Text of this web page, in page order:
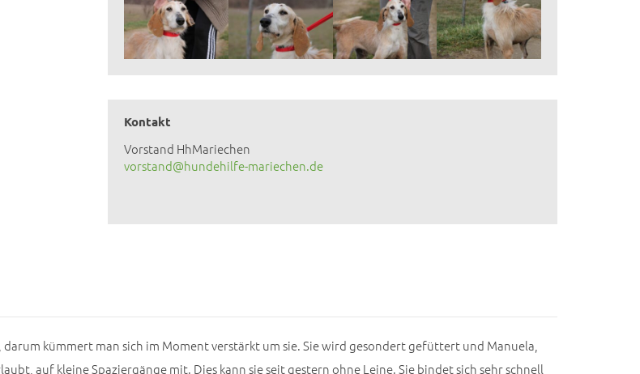
Kontakt
Vorstand HhMariechen
vorstand@hundehilfe-mariechen.de
kümmert man sich im Moment verstärkt um sie. Sie wird gesondert gefüttert und Manuela,
auf kleine Spaziergänge mit. Dies kann sie seit gestern ohne Leine. Sie bindet sich sehr schnell